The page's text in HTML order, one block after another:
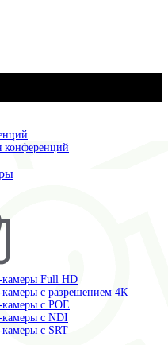
конференций
Full HD
с разрешением 4К
с POE
c NDI
с SRT